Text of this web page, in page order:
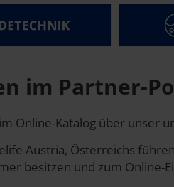
im Partner-
Online-Katalog über unser
Austria, Österreichs
besitzen und zum Online-